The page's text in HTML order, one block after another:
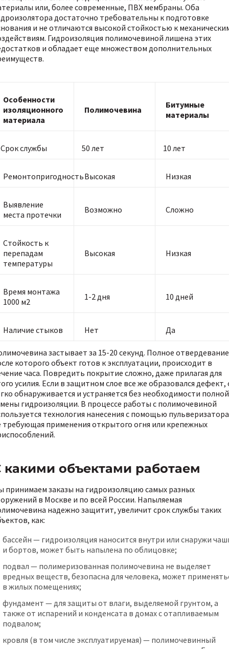
или, более современные, ПВХ мембраны. Оба
достаточно требовательны к подготовке
и не отличаются высокой стойкостью к
Гидроизоляция полимочевиной лишена этих
и обладает еще множеством дополнительных
Особенности
изоляционного
материала
Полимочевина
Битумные
материалы
Срок службы 50 лет 10 лет
РемонтопригодностьВысокая Низкая
Выявление
места протечки
Возможно Сложно
Стойкость к
перепадам
температуры
Высокая Низкая
Время монтажа
1000 м2
1-2 дня 10 дней
Наличие стыков Нет Да
застывает за 15-20 секунд. Полное
которого объект готов к эксплуатации, происходит в
часа. Повредить покрытие сложно, даже прилагая для
усилия. Если в защитном слое все же образовался дефект,
обнаруживается и устраняется без необходимости полной
гидроизоляции. В процессе работы с полимочевиной
технология нанесения с помощью
требующая применения открытого огня или крепежных
какими объектами работаем
принимаем заказы на гидроизоляцию самых разных
в Москве и по всей России. Напыляемая
надежно защитит, увеличит срок службы таких
как:
бассейн — гидроизоляция наносится внутри или снаружи
и бортов, может быть напылена по облицовке;
подвал — полимеризованная полимочевина не выделяет
вредных веществ, безопасна для человека, может
в жилых помещениях;
фундамент — для защиты от влаги, выделяемой грунтом, а
также от испарений и конденсата в домах с отапливаемым
подвалом;
кровля (в том числе эксплуатируемая) — полимочевинный